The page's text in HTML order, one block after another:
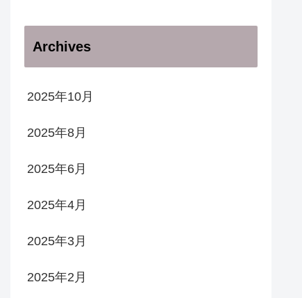
Archives
2025年10月
2025年8月
2025年6月
2025年4月
2025年3月
2025年2月